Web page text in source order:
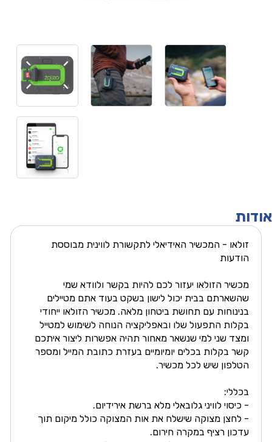
אודות
זולאו - המכשיר האידיאלי לתקשורת לווינית מבוססת
הודעות
מכשיר הזולאו יעזור לכם להיות בקשר ולוודא שמי
שהשארתם בבית יכול לישון בשקט בעוד אתם מטיילים
בנינוחות עם תחושת ביטחון מלאה. מכשיר הזולאו ייחודי
בקלות התפעול שלו ובאפליקציה הנוחה לשימוש למטייל
ומצד שני למי שנשאר מאחור תהיה אפשרות ליצור איתכם
קשר בקלות בכלים יומיומיים בעזרת כתובת המייל ומספר
הטלפון שיש לכל מכשיר.
בכללי:
- כיסוי לוויני גלובאלי מלא ברשת אירידיום.
- לחצן מצוקה שישלח את אות המצוקה כולל מיקום תוך
עדכון רציף במקרה חירום.